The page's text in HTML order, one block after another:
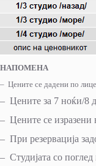
НАПОМЕНА
– Цените се дадени по
– Цените за 7 ноќи/8
– Цените се изразени
– При резервација
– Студијата со